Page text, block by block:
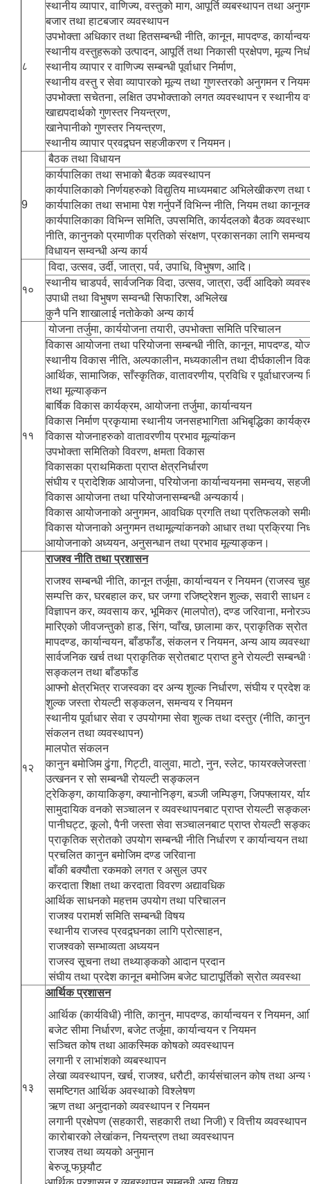
८
स्थानीय व्यापार, वाणिज्य, वस्तुको माग, आपूर्ति व्यबस्थापन तथा
बजार तथा हाटबजार व्यवस्थापन
उपभोक्ता अधिकार तथा हितसम्बन्धी नीति, कानून, मापदण्ड,
स्थानीय वस्तुहरूको उत्पादन, आपूर्ति तथा निकासी प्रक्षेपण, मूल्य
स्थानीय व्यापार र वाणिज्य सम्बन्धी पूर्वाधार निर्माण,
स्थानीय वस्तु र सेवा व्यापारको मूल्य तथा गुणस्तरको अनुगमन र
उपभोक्ता सचेतना, लक्षित उपभोक्ताको लगत व्यवस्थापन र स्थानीय
खाद्यपदार्थको गुणस्तर नियन्त्रण,
खानेपानीको गुणस्तर नियन्त्रण,
स्थानीय व्यापार प्रवद्र्घन सहजीकरण र नियमन।
9
बैठक तथा विधायन
कार्यपालिका तथा सभाको बैठक व्यवस्थापन
कार्यपालिकाको निर्णयहरुको विद्युतिय माध्यमबाट अभिलेखीकरण
कार्यपालिका तथा सभामा पेश गर्नुपर्ने विभिन्न नीति, नियम तथा
कार्यपालिकाका विभिन्न समिति, उपसमिति, कार्यदलको बैठक
नीति, कानुनको प्रमाणीक प्रतिको संरक्षण, प्रकासनका लागि समन्वय
विधायन सम्वन्धी अन्य कार्य
१०
विदा, उत्सव, उर्दी, जात्रा, पर्व, उपाधि, विभुषण, आदि।
स्थानीय चाडपर्व, सार्वजनिक विदा, उत्सव, जात्रा, उर्दी आदिको
उपाधी तथा विभुषण सम्वन्धी सिफारिश, अभिलेख
कुनै पनि शाखालाई नतोकेको अन्य कार्य
११
योजना तर्जुमा, कार्ययोजना तयारी, उपभोक्ता समिति परिचालन
विकास आयोजना तथा परियोजना सम्बन्धी नीति, कानून, मापदण्ड,
स्थानीय विकास नीति, अल्पकालीन, मध्यकालीन तथा दीर्घकालीन
आर्थिक, सामाजिक, साँस्कृतिक, वातावरणीय, प्रविधि र
तथा मूल्याङ्कन
बार्षिक विकास कार्यक्रम, आयोजना तर्जुमा, कार्यान्वयन
विकास निर्माण प्रकृयामा स्थानीय जनसहभागिता अभिबृद्धिका
विकास योजनाहरुको वातावरणीय प्रभाव मूल्यांकन
उपभोक्ता समितिको विवरण, क्षमता विकास
विकासका प्राथमिकता प्राप्त क्षेत्रनिर्धारण
संघीय र प्रादेशिक आयोजना, परियोजना कार्यान्वयनमा समन्वय,
विकास आयोजना तथा परियोजनासम्बन्धी अन्यकार्य।
विकास आयोजनाको अनुगमन, आवधिक प्रगति तथा प्रतिफलको
विकास योजनाको अनुगमन तथामूल्यांकनको आधार तथा प्रक्रिया
आयोजनाको अध्ययन, अनुसन्धान तथा प्रभाव मूल्याङ्कन।
१२
राजश्व नीति तथा प्रशासन
राजश्व सम्बन्धी नीति, कानून तर्जूमा, कार्यान्वयन र नियमन (राजस्व
सम्पत्ति कर, घरबहाल कर, घर जग्गा रजिष्ट्रेशन शुल्क, सवारी
विज्ञापन कर, व्यवसाय कर, भूमिकर (मालपोत), दण्ड जरिवाना,
मारिएको जीवजन्तुको हाड, सिंग, प्वाँख, छालामा कर, प्राकृतिक
मापदण्ड, कार्यान्वयन, बाँडफाँड, संकलन र नियमन, अन्य आय
सार्वजनिक खर्च तथा प्राकृतिक स्रोतबाट प्राप्त हुने रोयल्टी
सङ्कलन तथा बाँडफाँड
आफ्नो क्षेत्रभित्र राजस्वका दर अन्य शुल्क निर्धारण, संघीय र प्रदेश
शुल्क जस्ता रोयल्टी सङ्कलन, समन्वय र नियमन
स्थानीय पूर्वाधार सेवा र उपयोगमा सेवा शुल्क तथा दस्तुर (नीति,
संकलन तथा व्यवस्थापन)
मालपोत संकलन
कानुन बमोजिम ढुंगा, गिट्टी, वालुवा, माटो, नुन, स्लेट, फायरक्लेजस्ता
उत्खनन र सो सम्बन्धी रोयल्टी सङ्कलन
ट्रेकिङ्ग, कायाकिङ्ग, क्यानोनिङ्ग, बञ्जी जम्पिङ्ग, जिपफ्लायर,
सामुदायिक वनको सञ्चालन र व्यवस्थापनबाट प्राप्त रोयल्टी
पानीघट्ट, कूलो, पैनी जस्ता सेवा सञ्चालनबाट प्राप्त रोयल्टी
प्राकृतिक स्रोतको उपयोग सम्बन्धी नीति निर्धारण र कार्यान्वयन
प्रचलित कानुन बमोजिम दण्ड जरिवाना
बाँकी बक्यौता रकमको लगत र असुल उपर
करदाता शिक्षा तथा करदाता विवरण अद्यावधिक
आर्थिक साधनको महत्तम उपयोग तथा परिचालन
राजश्व परामर्श समिति सम्बन्धी विषय
स्थानीय राजस्व प्रवद्र्घनका लागि प्रोत्साहन,
राजश्वको सम्भाव्यता अध्ययन
राजस्व सूचना तथा तथ्याङ्कको आदान प्रदान
संघीय तथा प्रदेश कानून बमोजिम बजेट घाटापूर्तिको स्रोत व्यवस्था
१३
आर्थिक प्रशासन
आर्थिक (कार्यविधी) नीति, कानुन, मापदण्ड, कार्यान्वयन र नियमन,
बजेट सीमा निर्धारण, बजेट तर्जूमा, कार्यान्वयन र नियमन
सञ्चित कोष तथा आकस्मिक कोषको व्यवस्थापन
लगानी र लाभांशको व्यबस्थापन
लेखा व्यवस्थापन, खर्च, राजश्व, धरौटी, कार्यसंचालन कोष तथा
समष्टिगत आर्थिक अवस्थाको विश्लेषण
ऋण तथा अनुदानको व्यवस्थापन र नियमन
लगानी प्रक्षेपण (सहकारी, सहकारी तथा निजी) र वित्तीय व्यवस्थापन
कारोबारको लेखांकन, नियन्त्रण तथा व्यवस्थापन
राजश्व तथा व्ययको अनुमान
बेरुजू फछ्र्यौट